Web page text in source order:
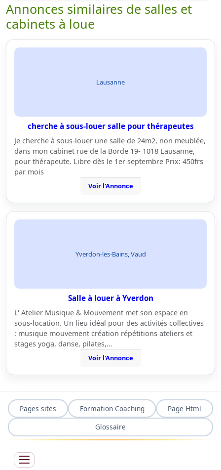
Annonces similaires de salles et
cabinets à loue
Lausanne
cherche à sous-louer salle pour thérapeutes
Je cherche à sous-louer une salle de 24m2, non meublée,
dans mon cabinet rue de la Borde 19- 1018 Lausanne,
pour thérapeute. Libre dès le 1er septembre Prix: 450frs
par mois
Voir l'Annonce
Yverdon-les-Bains, Vaud
Salle à louer à Yverdon
L' Atelier Musique & Mouvement met son espace en
sous-location. Un lieu idéal pour des activités collectives
: musique mouvement création répétitions ateliers et
stages yoga, danse, pilates,…
Voir l'Annonce
Pages sites Formation Coaching
Page Html
Glossaire